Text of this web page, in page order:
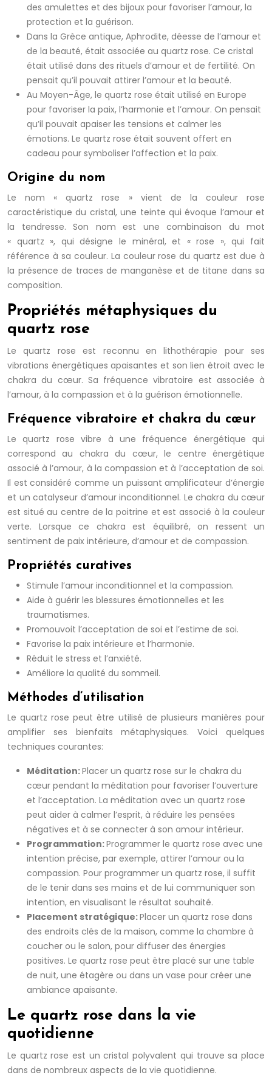
des amulettes et des bijoux pour favoriser l’amour, la
protection et la guérison.
Dans la Grèce antique, Aphrodite, déesse de l’amour et
de la beauté, était associée au quartz rose. Ce cristal
était utilisé dans des rituels d’amour et de fertilité. On
pensait qu’il pouvait attirer l’amour et la beauté.
Au Moyen-Âge, le quartz rose était utilisé en Europe
pour favoriser la paix, l’harmonie et l’amour. On pensait
qu’il pouvait apaiser les tensions et calmer les
émotions. Le quartz rose était souvent offert en
cadeau pour symboliser l’affection et la paix.
Origine du nom
Le nom « quartz rose » vient de la couleur rose
caractéristique du cristal, une teinte qui évoque l’amour et
la tendresse. Son nom est une combinaison du mot
« quartz », qui désigne le minéral, et « rose », qui fait
référence à sa couleur. La couleur rose du quartz est due à
la présence de traces de manganèse et de titane dans sa
composition.
Propriétés métaphysiques du
quartz rose
Le quartz rose est reconnu en lithothérapie pour ses
vibrations énergétiques apaisantes et son lien étroit avec le
chakra du cœur. Sa fréquence vibratoire est associée à
l’amour, à la compassion et à la guérison émotionnelle.
Fréquence vibratoire et chakra du cœur
Le quartz rose vibre à une fréquence énergétique qui
correspond au chakra du cœur, le centre énergétique
associé à l’amour, à la compassion et à l’acceptation de soi.
Il est considéré comme un puissant amplificateur d’énergie
et un catalyseur d’amour inconditionnel. Le chakra du cœur
est situé au centre de la poitrine et est associé à la couleur
verte. Lorsque ce chakra est équilibré, on ressent un
sentiment de paix intérieure, d’amour et de compassion.
Propriétés curatives
Stimule l’amour inconditionnel et la compassion.
Aide à guérir les blessures émotionnelles et les
traumatismes.
Promouvoit l’acceptation de soi et l’estime de soi.
Favorise la paix intérieure et l’harmonie.
Réduit le stress et l’anxiété.
Améliore la qualité du sommeil.
Méthodes d’utilisation
Le quartz rose peut être utilisé de plusieurs manières pour
amplifier ses bienfaits métaphysiques. Voici quelques
techniques courantes:
Méditation:Placer un quartz rose sur le chakra du
cœur pendant la méditation pour favoriser l’ouverture
et l’acceptation. La méditation avec un quartz rose
peut aider à calmer l’esprit, à réduire les pensées
négatives et à se connecter à son amour intérieur.
Programmation:Programmer le quartz rose avec une
intention précise, par exemple, attirer l’amour ou la
compassion. Pour programmer un quartz rose, il suffit
de le tenir dans ses mains et de lui communiquer son
intention, en visualisant le résultat souhaité.
Placement stratégique:Placer un quartz rose dans
des endroits clés de la maison, comme la chambre à
coucher ou le salon, pour diffuser des énergies
positives. Le quartz rose peut être placé sur une table
de nuit, une étagère ou dans un vase pour créer une
ambiance apaisante.
Le quartz rose dans la vie
quotidienne
Le quartz rose est un cristal polyvalent qui trouve sa place
dans de nombreux aspects de la vie quotidienne.